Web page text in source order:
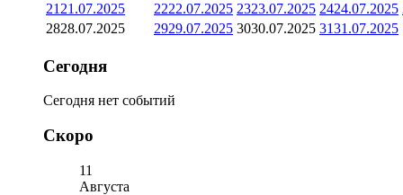
21 21.07.2025 2222.07.2025 2323.07.2025 2424.07.2025
2828.07.2025 2929.07.2025 3030.07.2025 3131.07.2025
Сегодня
Сегодня нет событий
Скоро
11
Августа